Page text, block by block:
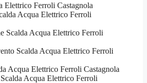
Elettrico Ferroli Castagnola
Acqua Elettrico Ferroli
Scalda Acqua Elettrico Ferroli
Scalda Acqua Elettrico Ferroli
Acqua Elettrico Ferroli Castagnola
Acqua Elettrico Ferroli